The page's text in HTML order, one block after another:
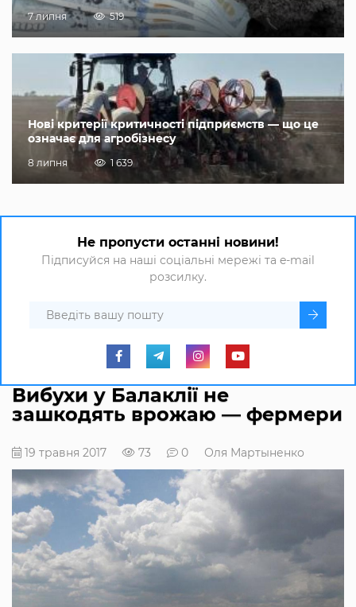
7 липня 519
Нові критерії критичності підприємств — що це
означає для агробізнесу
8 липня 1 639
Не пропусти останні новини!
Підписуйся на наші соціальні мережі та e-mail
розсилку.
Вибухи у Балаклії не
зашкодять врожаю ― фермери
19 травня 2017 73 0 Оля Мартыненко